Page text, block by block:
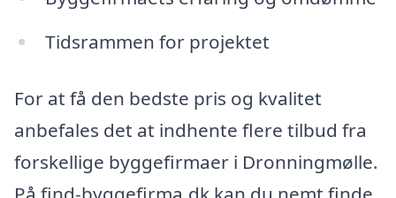
Tidsrammen for projektet
For at få den bedste pris og kvalitet
anbefales det at indhente flere tilbud fra
forskellige byggefirmaer i Dronningmølle.